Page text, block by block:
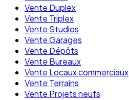
Vente Duplex
Vente Triplex
Vente Studios
Vente Garages
Vente Dépôts
Vente Bureaux
Vente Locaux commerciaux
Vente Terrains
Vente Projets neufs